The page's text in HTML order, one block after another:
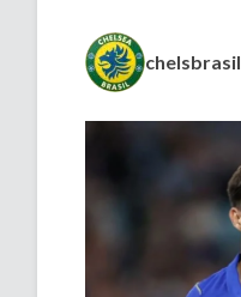
chelsbrasil